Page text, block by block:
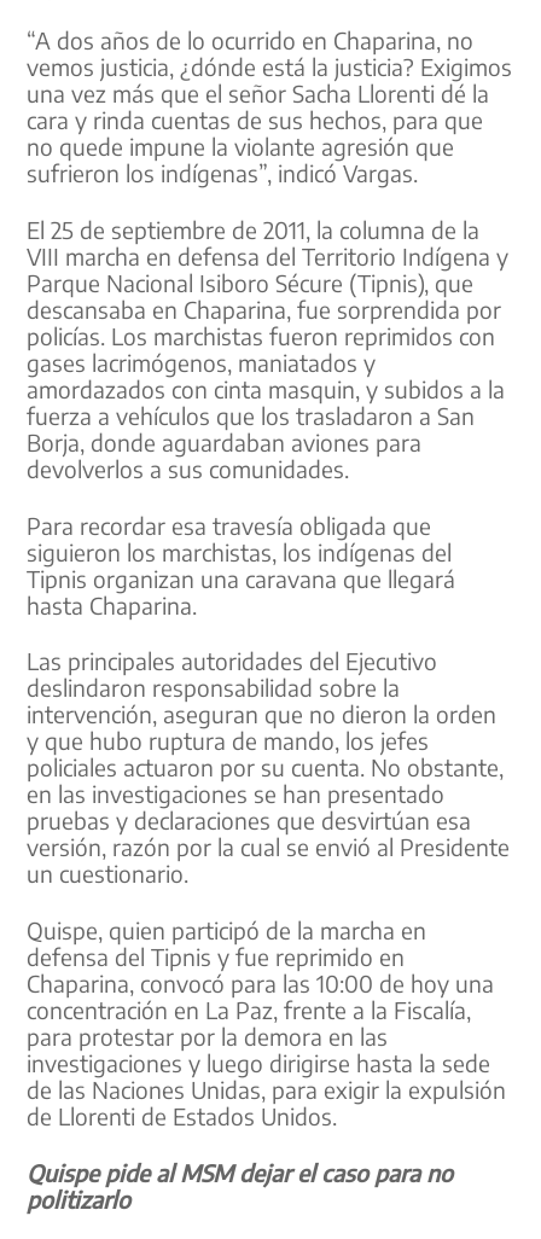
“A dos años de lo ocurrido en Chaparina, no
vemos justicia, ¿dónde está la justicia? Exigimos
una vez más que el señor Sacha Llorenti dé la
cara y rinda cuentas de sus hechos, para que
no quede impune la violante agresión que
sufrieron los indígenas”, indicó Vargas.
El 25 de septiembre de 2011, la columna de la
VIII marcha en defensa del Territorio Indígena y
Parque Nacional Isiboro Sécure (Tipnis), que
descansaba en Chaparina, fue sorprendida por
policías. Los marchistas fueron reprimidos con
gases lacrimógenos, maniatados y
amordazados con cinta masquin, y subidos a la
fuerza a vehículos que los trasladaron a San
Borja, donde aguardaban aviones para
devolverlos a sus comunidades.
Para recordar esa travesía obligada que
siguieron los marchistas, los indígenas del
Tipnis organizan una caravana que llegará
hasta Chaparina.
Las principales autoridades del Ejecutivo
deslindaron responsabilidad sobre la
intervención, aseguran que no dieron la orden
y que hubo ruptura de mando, los jefes
policiales actuaron por su cuenta. No obstante,
en las investigaciones se han presentado
pruebas y declaraciones que desvirtúan esa
versión, razón por la cual se envió al Presidente
un cuestionario.
Quispe, quien participó de la marcha en
defensa del Tipnis y fue reprimido en
Chaparina, convocó para las 10:00 de hoy una
concentración en La Paz, frente a la Fiscalía,
para protestar por la demora en las
investigaciones y luego dirigirse hasta la sede
de las Naciones Unidas, para exigir la expulsión
de Llorenti de Estados Unidos.
Quispe pide al MSM dejar el caso para no
politizarlo